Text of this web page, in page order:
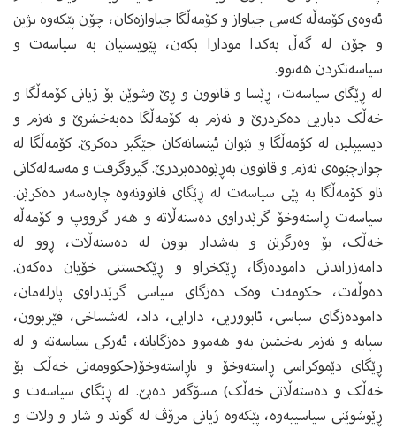
ئه‌وه‌ی کۆمه‌ڵه که‌سی‌ جیاواز و کۆمه‌ڵگا جیاوازه‌کان، چۆن پێکه‌وه‌ بژین
و چۆن له‌ گه‌ڵ یه‌کدا مودارا بکه‌ن، پێویستیان به‌ سیاسه‌ت و
سیاسه‌تکردن هه‌بوو.
له‌ ڕێگای سیاسه‌ت، ڕێسا و قانوون و ڕێ وشوێن بۆ ژیانی کۆمه‌ڵگا و
خه‌ڵک دیاریی ده‌کردرێ و نه‌زم به‌ کۆمه‌ڵگا ده‌به‌خشرێ و نه‌زم و
دیسیپلین له‌ کۆمه‌ڵگا و نێوان ئینسانه‌کان جێگیر ده‌کرێ. کۆمه‌ڵگا له‌
چوارچێوه‌ی نه‌زم و قانوون به‌ڕێوه‌ده‌بردرێ. گیروگرفت و مه‌سه‌له‌کانی
ناو کۆمه‌ڵگا به‌ پێی سیاسه‌ت له‌ ڕێگای قانوونه‌وه‌ چاره‌سه‌ر ده‌کرێن.
سیاسه‌ت ڕاسته‌وخۆ گرێدراوی ده‌سته‌ڵاته‌ و هه‌ر گرووپ و کۆمه‌ڵه‌
خه‌ڵک، بۆ وه‌رگرتن و به‌شدار بوون له‌ ده‌سته‌ڵات، ڕوو له‌
دامه‌زراندنی داموده‌زگا، ڕێکخراو و ڕێکخستنی خۆیان ده‌که‌ن.
ده‌وڵه‌ت، حکومه‌ت وه‌ک ده‌زگای سیاسی گرێدراوی پارله‌مان،
داموده‌زگای سیاسی، ئابووریی، دارایی، داد، له‌شساخی، فێربوون،
سپایه‌ و نه‌زم به‌خشین به‌و هه‌موو ده‌زگایانه،‌ ئه‌رکی سیاسه‌ته‌ و له‌
ڕێگای دێموکراسی ڕاسته‌وخۆ و ناڕاسته‌وخۆ(حکوومه‌تی خه‌ڵک بۆ
خه‌ڵک و ده‌سته‌ڵاتی خه‌ڵک) مسۆگه‌ر ده‌بێ. له‌ ڕێگای سیاسه‌ت و
ڕێوشوێنی سیاسییه‌وه‌، پێکه‌وه‌ ژیانی مرۆڤ له‌ گوند و شار و ولات و